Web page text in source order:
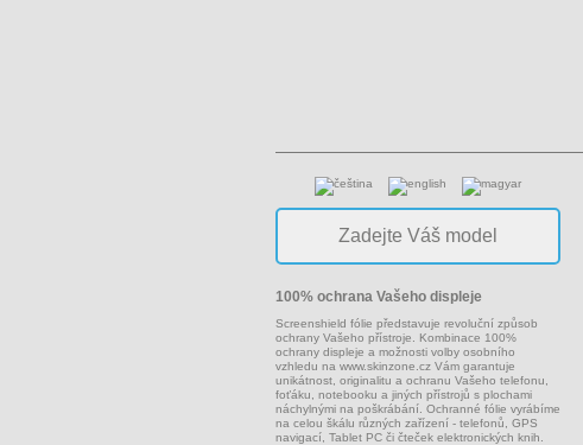
100% ochrana Vašeho displeje
Screenshield fólie představuje revoluční způsob
ochrany Vašeho přístroje. Kombinace 100%
ochrany displeje a možnosti volby osobního
vzhledu na www.skinzone.cz Vám garantuje
unikátnost, originalitu a ochranu Vašeho telefonu,
foťáku, notebooku a jiných přístrojů s plochami
náchylnými na poškrábání. Ochranné fólie vyrábíme
na celou škálu různých zařízení - telefonů, GPS
navigací, Tablet PC či čteček elektronických knih.